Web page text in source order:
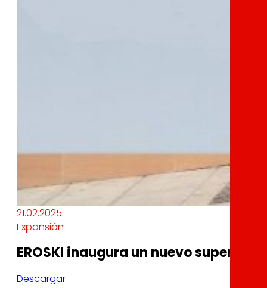
21.02.2025
Expansión
EROSKI inaugura un nuevo
Descargar